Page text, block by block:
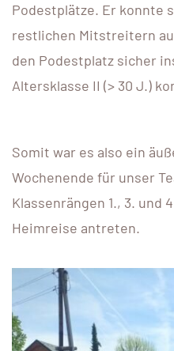
Podestplätze. Er konnte
restlichen Mitstreitern
den Podestplatz sicher
Altersklasse II (> 30 J.)
Somit war es also ein
Wochenende für unser
Klassenrängen 1., 3. und
Heimreise antreten.